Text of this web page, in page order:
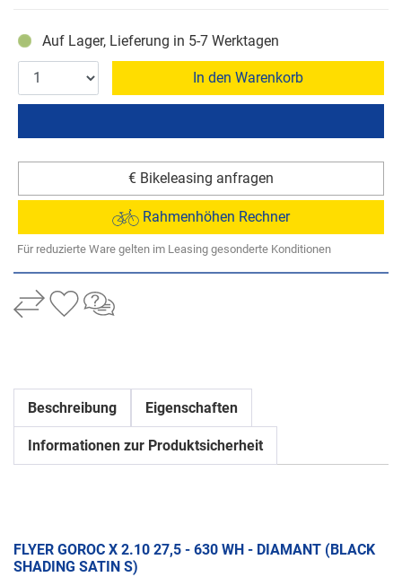
Auf Lager, Lieferung in 5-7 Werktagen
In den Warenkorb
€ Bikeleasing anfragen
Rahmenhöhen Rechner
Für reduzierte Ware gelten im Leasing gesonderte Konditionen
Beschreibung Eigenschaften
Informationen zur Produktsicherheit
FLYER GOROC X 2.10 27,5 - 630 WH - DIAMANT (BLACK
SHADING SATIN S)